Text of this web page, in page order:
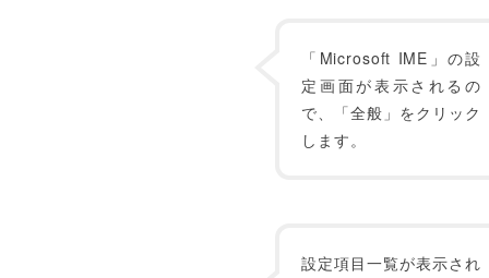
「Microsoft IME」の設
定画面が表示されるの
で、「全般」をクリック
します。
設定項目一覧が表示され